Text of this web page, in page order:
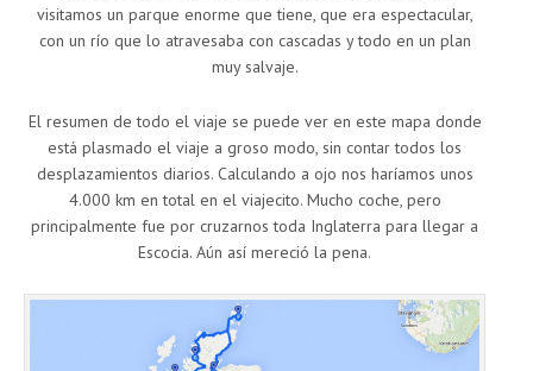
visitamos un parque enorme que tiene, que era espectacular,
con un río que lo atravesaba con cascadas y todo en un plan
muy salvaje.
El resumen de todo el viaje se puede ver en este mapa donde
está plasmado el viaje a groso modo, sin contar todos los
desplazamientos diarios. Calculando a ojo nos haríamos unos
4.000 km en total en el viajecito. Mucho coche, pero
principalmente fue por cruzarnos toda Inglaterra para llegar a
Escocia. Aún así mereció la pena.